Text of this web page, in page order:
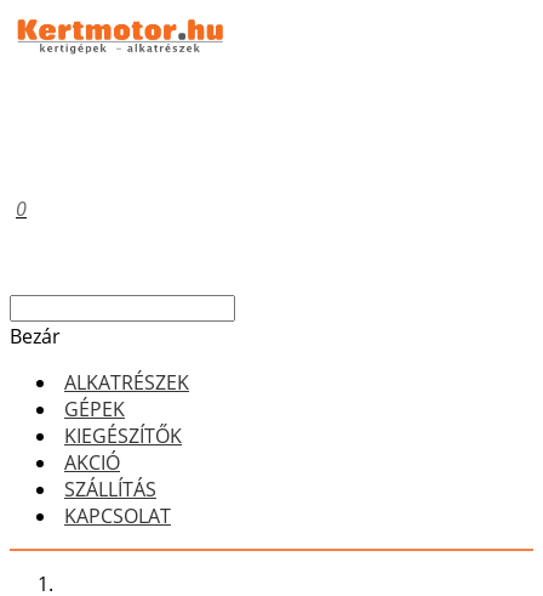
0
Bezár
ALKATRÉSZEK
GÉPEK
KIEGÉSZÍTŐK
AKCIÓ
SZÁLLÍTÁS
KAPCSOLAT